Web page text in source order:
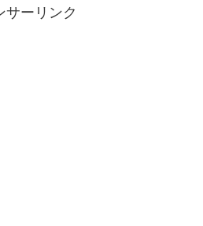
サーリンク